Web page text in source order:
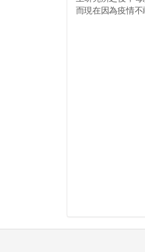
而現在因為疫情